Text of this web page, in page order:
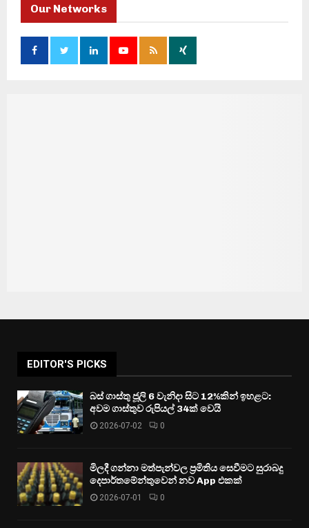
Our Networks
EDITOR'S PICKS
බස් ගාස්තු ජූලි 6 වැනිදා සිට 12%කින් ඉහළට:
අවම ගාස්තුව රුපියල් 34ක් වෙයි
2026-07-02 0
මිලදී ගන්නා මත්පැන්වල ප්‍රමිතිය සෙවීමට සුරාබදු
දෙපාර්තමේන්තුවෙන් නව App එකක්
2026-07-01 0